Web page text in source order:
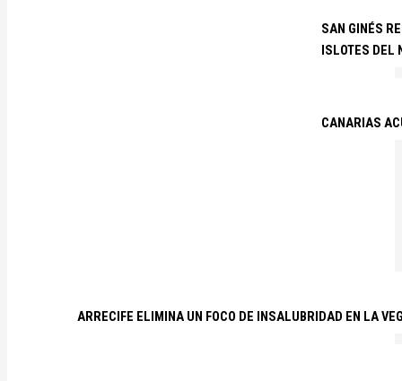
SAN GINÉS
ISLOTES DEL
CANARIAS
ARRECIFE ELIMINA UN FOCO DE INSALUBRIDAD EN LA